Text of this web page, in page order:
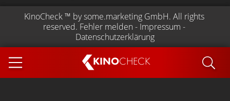
KINOCHECK
KinoCheck ™ by some.marketing GmbH. All rights
reserved. Fehler melden - Impressum -
Datenschutzerklärung